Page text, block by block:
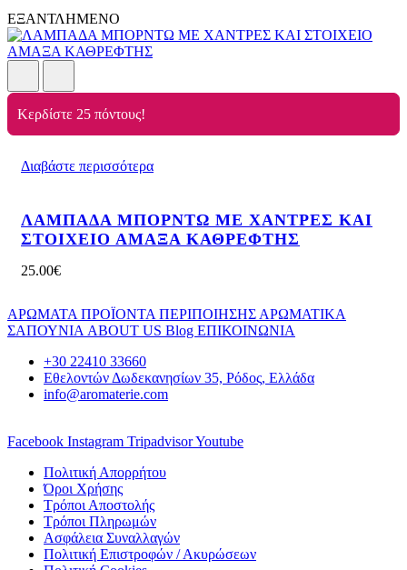
ΕΞΑΝΤΛΗΜΕΝΟ
Κερδίστε 25 πόντους!
Διαβάστε περισσότερα
ΛΑΜΠΑΔΑ ΜΠΟΡΝΤΩ ΜΕ ΧΑΝΤΡΕΣ ΚΑΙ
ΣΤΟΙΧΕΙΟ ΑΜΑΞΑ ΚΑΘΡΕΦΤΗΣ
25.00€
ΑΡΩΜΑΤΑ ΠΡΟΪΟΝΤΑ ΠΕΡΙΠΟΙΗΣΗΣ ΑΡΩΜΑΤΙΚΑ
ΣΑΠΟΥΝΙΑ ABOUT US Blog ΕΠΙΚΟΙΝΩΝΙΑ
+30 22410 33660
Εθελοντών Δωδεκανησίων 35, Ρόδος, Ελλάδα
info@aromaterie.com
Facebook Instagram TripadvisorYoutube
Πολιτική Απορρήτου
Όροι Χρήσης
Τρόποι Αποστολής
Τρόποι Πληρωμών
Ασφάλεια Συναλλαγών
Πολιτική Επιστροφών / Ακυρώσεων